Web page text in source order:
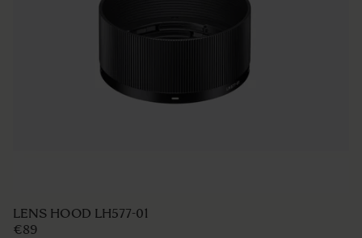
LENS HOOD LH577-01
€89